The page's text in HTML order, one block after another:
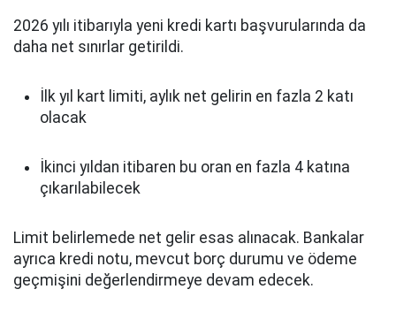
2026 yılı itibarıyla yeni kredi kartı başvurularında da
daha net sınırlar getirildi.
İlk yıl kart limiti, aylık net gelirin en fazla 2 katı
olacak
İkinci yıldan itibaren bu oran en fazla 4 katına
çıkarılabilecek
Limit belirlemede net gelir esas alınacak. Bankalar
ayrıca kredi notu, mevcut borç durumu ve ödeme
geçmişini değerlendirmeye devam edecek.